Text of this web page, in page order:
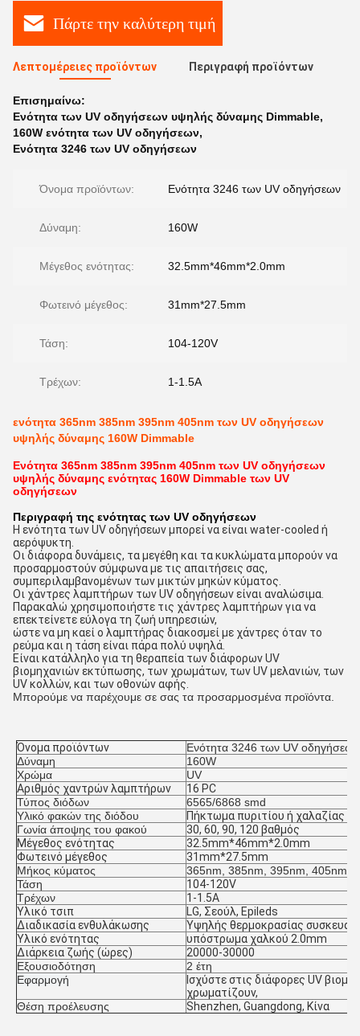
Πάρτε την καλύτερη τιμή
Λεπτομέρειες προϊόντων Περιγραφή προϊόντων
Επισημαίνω:
Ενότητα των UV οδηγήσεων υψηλής δύναμης Dimmable,
160W ενότητα των UV οδηγήσεων,
Ενότητα 3246 των UV οδηγήσεων
Όνομα προϊόντων: Ενότητα 3246 των UV οδηγήσεων
Δύναμη: 160W
Μέγεθος ενότητας: 32.5mm*46mm*2.0mm
Φωτεινό μέγεθος: 31mm*27.5mm
Τάση: 104-120V
Τρέχων: 1-1.5A
ενότητα 365nm 385nm 395nm 405nm των UV οδηγήσεων
υψηλής δύναμης 160W Dimmable
Ενότητα 365nm 385nm 395nm 405nm των UV οδηγήσεων
υψηλής δύναμης ενότητας 160W Dimmable των UV
οδηγήσεων
Περιγραφή της ενότητας των UV οδηγήσεων
Η ενότητα των UV οδηγήσεων μπορεί να είναι water-cooled ή
αερόψυκτη.
Οι διάφορα δυνάμεις, τα μεγέθη και τα κυκλώματα μπορούν να
προσαρμοστούν σύμφωνα με τις απαιτήσεις σας,
συμπεριλαμβανομένων των μικτών μηκών κύματος.
Οι χάντρες λαμπτήρων των UV οδηγήσεων είναι αναλώσιμα.
Παρακαλώ χρησιμοποιήστε τις χάντρες λαμπτήρων για να
επεκτείνετε εύλογα τη ζωή υπηρεσιών,
ώστε να μη καεί ο λαμπτήρας διακοσμεί με χάντρες όταν το
ρεύμα και η τάση είναι πάρα πολύ υψηλά.
Είναι κατάλληλο για τη θεραπεία των διάφορων UV
βιομηχανιών εκτύπωσης, των χρωμάτων, των UV μελανιών, των
UV κολλών, και των οθονών αφής.
Μπορούμε να παρέχουμε σε σας τα προσαρμοσμένα προϊόντα.
Όνομα προϊόντων
Ενότητα 3246 των UV οδηγήσεων
Δύναμη
160W
Χρώμα
UV
Αριθμός χαντρών λαμπτήρων
16 PC
Τύπος διόδων
6565/6868 smd
Υλικό φακών της διόδου
Πήκτωμα πυριτίου ή χαλαζίας
Γωνία άποψης του φακού
30, 60, 90, 120 βαθμός
Μέγεθος ενότητας
32.5mm*46mm*2.0mm
Φωτεινό μέγεθος
31mm*27.5mm
Μήκος κύματος
365nm, 385nm, 395nm, 405nm
Τάση
104-120V
Τρέχων
1-1.5A
Υλικό τσιπ
LG, Σεούλ, Epileds
Διαδικασία ενθυλάκωσης
Υψηλής θερμοκρασίας
Υλικό ενότητας
υπόστρωμα χαλκού 2.0mm
Διάρκεια ζωής (ώρες)
20000-30000
Εξουσιοδότηση
2 έτη
Εφαρμογή
Ισχύστε στις διάφορες UV
χρωματίζουν,
Θέση προέλευσης
Shenzhen, Guangdong, Κίνα